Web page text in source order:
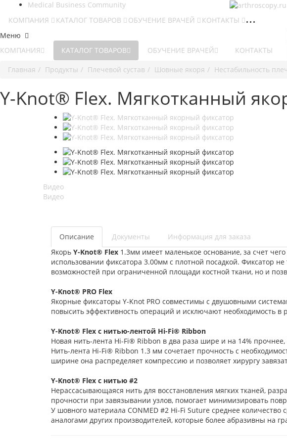
Medical Business Community
КОМПАНИЯ
КАТАЛОГ ТОВАРОВ ОБУЧЕНИЕ ВРАЧЕЙ
КОНТАКТЫ
Меню
КОМПАНИЯ
КАТАЛОГ ТОВАРОВ ОБУЧЕНИЕ ВРАЧЕЙ КОНТАКТЫ
Главная Продукты Плечевой сустав Шовные якоря Нестабильность
Y-Knot® Flex. Мягкотканный
Видео
Видео
Описание
Документы
Информация для заказа
Якорь Y-Knot® Flex 1.3мм имеет маленькое основание, за счет
использовании фиксатора 3.00мм с плотной посадкой. Фиксатор
возможностей при ограниченной площади костной ткани, но и
Y-Knot® PRO Flex
Якорные фиксаторы Y-Knot PRO совместимы с двушовными
повысить эффективность операций и исключают необходимость в
Y-Knot® Flex с нитью-лентой Hi-Fi® Ribbon
Новая нить-лента Hi-Fi® Ribbon в два раза шире и на 14%
Нить-лента Hi-Fi® Ribbon 1.3 мм сочетает прочность с
ширине она распределяет компрессию и позволяет хирургу
Y-Knot® Flex с нитью #2
Нерассасывающаяся нить для восстановления мягких тканей,
прочности при завязывании узлов, помогает минимизировать
У шовного материала CONMED #2 Hi-Fi Suture среднее
аналогами других производителей, которые более абразивны на